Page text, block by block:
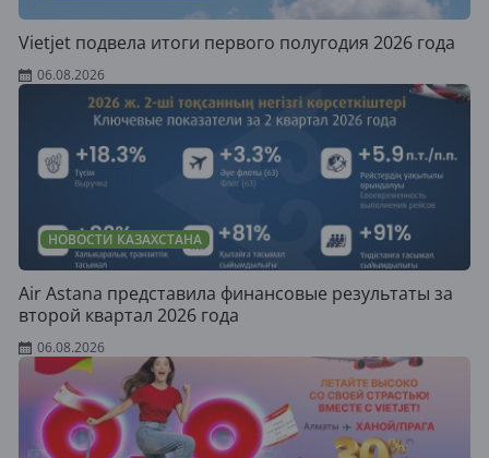
Vietjet подвела итоги первого полугодия 2026 года
06.08.2026
НОВОСТИ КАЗАХСТАНА
Air Astana представила финансовые результаты за
второй квартал 2026 года
06.08.2026